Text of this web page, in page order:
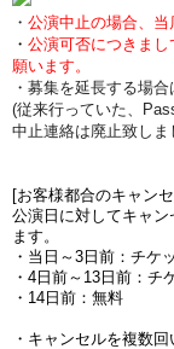
・ 公演中止の場合、当
・ 公演可否につきま
願います。
・募集を延長する場
(従来行っていた、
中止連絡は廃止致しま
[お客様都合のキャン
公演日に対してキャ
ます。
・当日～3日前：チケ
・4日前～13日前：チ
・14日前：無料
・キャンセルを複数